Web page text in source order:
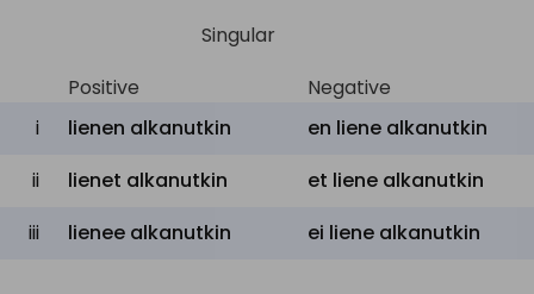
Singular
Positive
Negative
i
lienen alkanutkin
en liene alkanutkin
ii
lienet alkanutkin
et liene alkanutkin
iii
lienee alkanutkin ei liene alkanutkin